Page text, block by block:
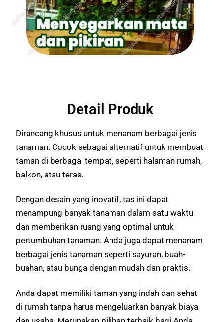
Detail Produk
Dirancang khusus untuk menanam berbagai jenis
tanaman. Cocok sebagai alternatif untuk membuat
taman di berbagai tempat, seperti halaman rumah,
balkon, atau teras.
Dengan desain yang inovatif, tas ini dapat
menampung banyak tanaman dalam satu waktu
dan memberikan ruang yang optimal untuk
pertumbuhan tanaman. Anda juga dapat menanam
berbagai jenis tanaman seperti sayuran, buah-
buahan, atau bunga dengan mudah dan praktis.
Anda dapat memiliki taman yang indah dan sehat
di rumah tanpa harus mengeluarkan banyak biaya